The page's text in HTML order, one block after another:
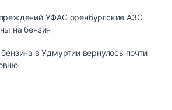
УФАС оренбургские АЗС
на бензин
в Удмуртии вернулось почти